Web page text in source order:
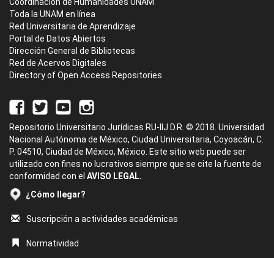
Toda la UNAM en línea
Red Universitaria de Aprendizaje
Portal de Datos Abiertos
Dirección General de Bibliotecas
Red de Acervos Digitales
Directory of Open Access Repositories
Repositorio Universitario Jurídicas RU-IIJ D.R. © 2018. Universidad
Nacional Autónoma de México, Ciudad Universitaria, Coyoacán, C.
P. 04510, Ciudad de México, México. Este sitio web puede ser
utilizado con fines no lucrativos siempre que se cite la fuente de
conformidad con el AVISO LEGAL.
¿Cómo llegar?
Suscripción a actividades académicas
Normatividad